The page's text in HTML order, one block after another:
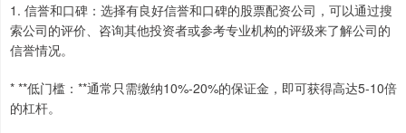
1. 信誉和口碑：选择有良好信誉和口碑的股票配资公司，可以通过搜
索公司的评价、咨询其他投资者或参考专业机构的评级来了解公司的
信誉情况。
* **低门槛：**通常只需缴纳10%-20%的保证金，即可获得高达5-10倍
的杠杆。